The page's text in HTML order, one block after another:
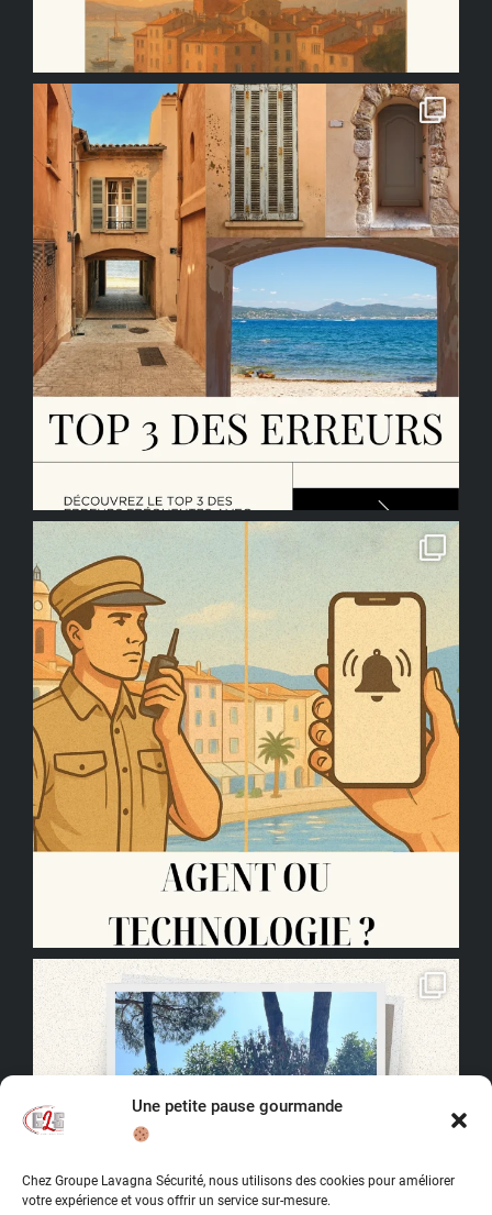
Une petite pause gourmande
Chez Groupe Lavagna Sécurité, nous utilisons des cookies pour améliorer
votre expérience et vous offrir un service sur-mesure.